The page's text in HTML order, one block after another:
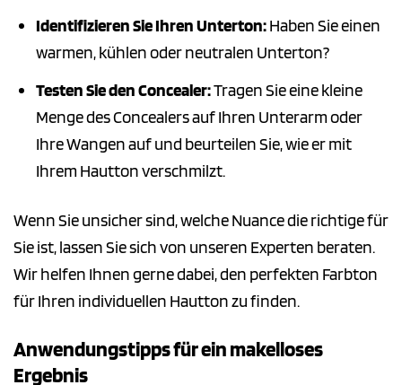
Identifizieren Sie Ihren Unterton:Haben Sie einen
warmen, kühlen oder neutralen Unterton?
Testen Sie den Concealer:Tragen Sie eine kleine
Menge des Concealers auf Ihren Unterarm oder
Ihre Wangen auf und beurteilen Sie, wie er mit
Ihrem Hautton verschmilzt.
Wenn Sie unsicher sind, welche Nuance die richtige für
Sie ist, lassen Sie sich von unseren Experten beraten.
Wir helfen Ihnen gerne dabei, den perfekten Farbton
für Ihren individuellen Hautton zu finden.
Anwendungstipps für ein makelloses
Ergebnis